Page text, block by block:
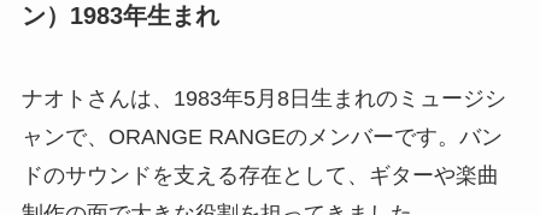
ン）1983年生まれ
ナオトさんは、1983年5月8日生まれのミュージシ
ャンで、ORANGE RANGEのメンバーです。バン
ドのサウンドを支える存在として、ギターや楽曲